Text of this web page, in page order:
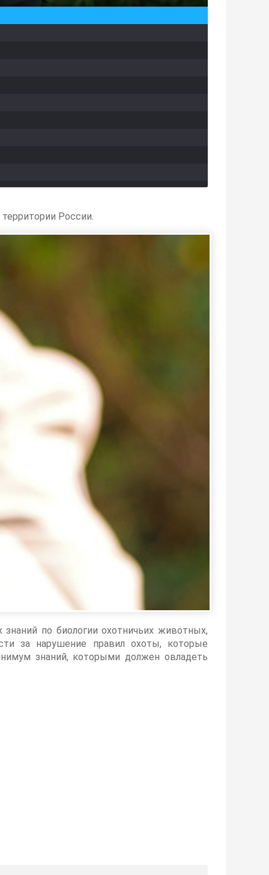
России.
по биологии охотничьих животных,
за нарушение правил охоты, которые
знаний, которыми должен овладеть